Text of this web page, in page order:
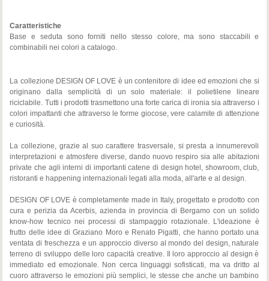
Caratteristiche
Base e seduta sono forniti nello stesso colore, ma sono staccabili e
combinabili nei colori a catalogo.
La collezione DESIGN OF LOVE è un contenitore di idee ed emozioni che si
originano dalla semplicità di un solo materiale: il polietilene lineare
riciclabile. Tutti i prodotti trasmettono una forte carica di ironia sia attraverso i
colori impattanti che attraverso le forme giocose, vere calamite di attenzione
e curiosità.
La collezione, grazie al suo carattere trasversale, si presta a innumerevoli
interpretazioni e atmosfere diverse, dando nuovo respiro sia alle abitazioni
private che agli interni di importanti catene di design hotel, showroom, club,
ristoranti e happening internazionali legati alla moda, all'arte e al design.
DESIGN OF LOVE è completamente made in Italy, progettato e prodotto con
cura e perizia da Acerbis, azienda in provincia di Bergamo con un solido
know-how tecnico nei processi di stampaggio rotazionale. L'ideazione è
frutto delle idee di Graziano Moro e Renato Pigatti, che hanno portato una
ventata di freschezza e un approccio diverso al mondo del design, naturale
terreno di sviluppo delle loro capacità creative. Il loro approccio al design è
immediato ed emozionale. Non cerca linguaggi sofisticati, ma va dritto al
cuoro attraverso le emozioni più semplici, le stesse che anche un bambino